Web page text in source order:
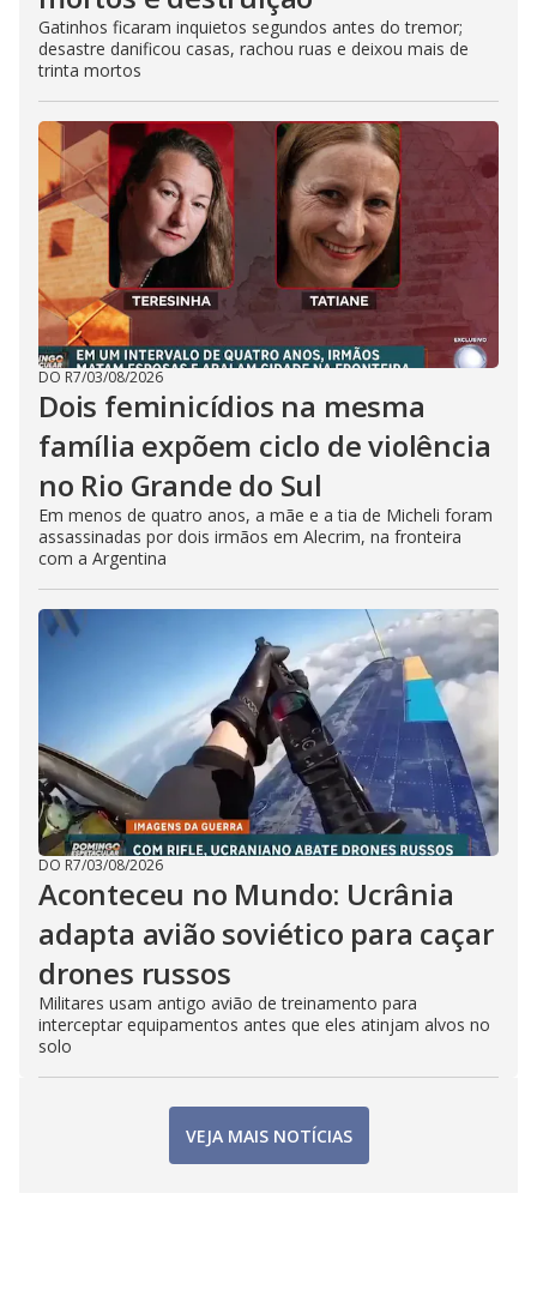
Gatinhos ficaram inquietos segundos antes do tremor;
desastre danificou casas, rachou ruas e deixou mais de
trinta mortos
DO R7/03/08/2026
Dois feminicídios na mesma
família expõem ciclo de violência
no Rio Grande do Sul
Em menos de quatro anos, a mãe e a tia de Micheli foram
assassinadas por dois irmãos em Alecrim, na fronteira
com a Argentina
DO R7/03/08/2026
Aconteceu no Mundo: Ucrânia
adapta avião soviético para caçar
drones russos
Militares usam antigo avião de treinamento para
interceptar equipamentos antes que eles atinjam alvos no
solo
VEJA MAIS NOTÍCIAS